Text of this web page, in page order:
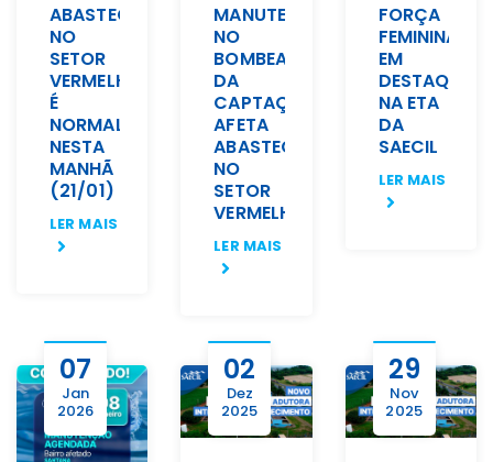
ABASTECIMENTO
NO
SETOR
VERMELHO
É
NORMALIZADO
NESTA
MANHÃ
(21/01)
LER MAIS
MANUTENÇÃO
NO
BOMBEAMENTO
DA
CAPTAÇÃO
AFETA
ABASTECIMENTO
NO
SETOR
VERMELHO
LER MAIS
FORÇA
FEMININA
EM
DESTAQUE
NA ETA
DA
SAECIL
LER MAIS
07
Jan
2026
02
Dez
2025
29
Nov
2025